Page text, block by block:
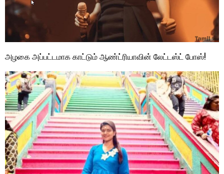
அழகை அப்பட்டமாக காட்டும் ஆண்ட்ரியாவின் லேட்டஸ்ட் போஸ்!